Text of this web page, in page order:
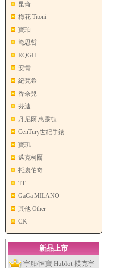
昆侖
梅花 Titoni
寶珀
範思哲
RQGH
安肯
紀梵希
香奈兒
芬迪
丹尼爾.惠靈頓
CenTury世紀手錶
寶玑
邁克柯爾
托裏伯奇
TT
GaGa MILANO
其他 Other
CK
新品上市
宇舶/恒寶 Hublot 撲克宇